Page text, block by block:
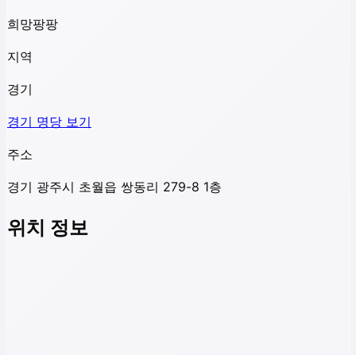
희망팡팡
지역
경기
경기 명당 보기
주소
경기 광주시 초월읍 쌍동리 279-8 1층
위치 정보